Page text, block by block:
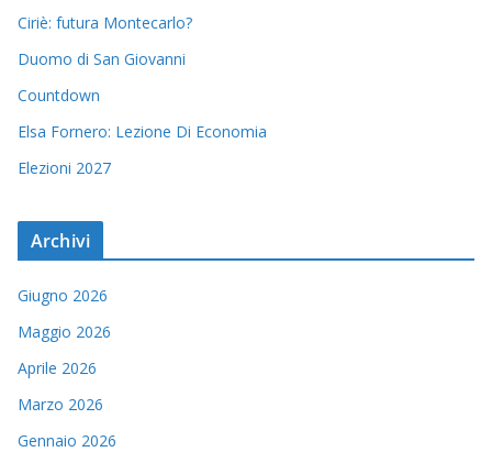
Ciriè: futura Montecarlo?
Duomo di San Giovanni
Countdown
Elsa Fornero: Lezione Di Economia
Elezioni 2027
Archivi
Giugno 2026
Maggio 2026
Aprile 2026
Marzo 2026
Gennaio 2026